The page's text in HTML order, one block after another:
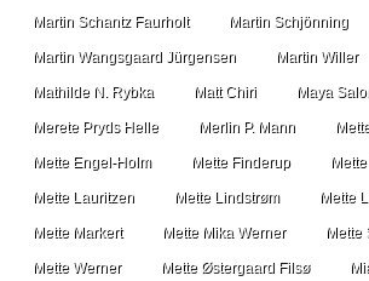
Martin Schantz Faurholt Martin Schjönning
Martin Wangsgaard Jürgensen Martin Willer
Mathilde N. Rybka Matt Chiri Maya
Merete Pryds Helle Merlin P. Mann
Mette Engel-Holm Mette Finderup
Mette Lauritzen Mette Lindstrøm Mette
Mette Markert Mette Mika Werner Mette
Mette Werner Mette Østergaard Filsø